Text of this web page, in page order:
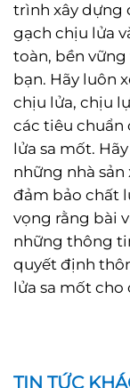
trình xây dựng
gạch chịu lửa
toàn, bền
bạn. Hãy luôn
chịu lửa, chịu
các tiêu chuẩn
lửa sa mốt.
những nhà
đảm bảo chất
vọng rằng bài
những thông
quyết định
lửa sa mốt cho
TIN TỨC